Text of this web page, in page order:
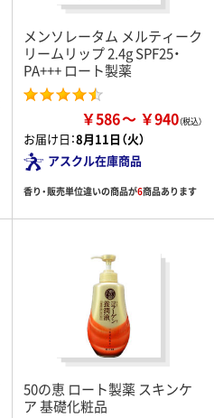
メンソレータム メルティーク
リームリップ 2.4g SPF25・
PA+++ ロート製薬
￥586 ￥940
お届け日：8月11日（火）
アスクル在庫商品
香り・販売単位違いの商品が6商品あります
50の恵 ロート製薬 スキンケ
ア 基礎化粧品